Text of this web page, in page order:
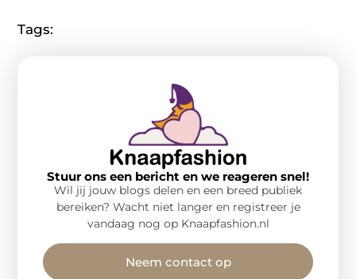
Tags:
Stuur ons een bericht en we reageren snel!
Wil jij jouw blogs delen en een breed publiek
bereiken? Wacht niet langer en registreer je
vandaag nog op Knaapfashion.nl
Neem contact op